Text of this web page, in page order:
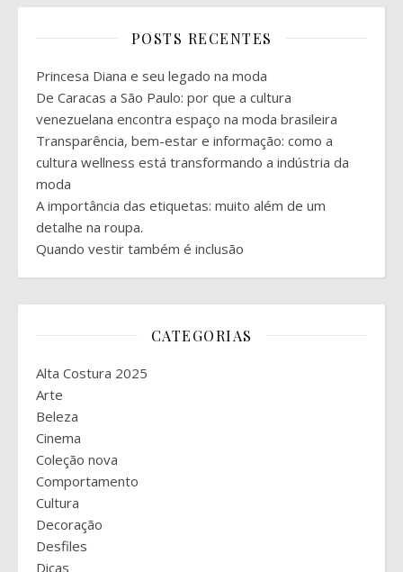
POSTS RECENTES
Princesa Diana e seu legado na moda
De Caracas a São Paulo: por que a cultura
venezuelana encontra espaço na moda brasileira
Transparência, bem-estar e informação: como a
cultura wellness está transformando a indústria da
moda
A importância das etiquetas: muito além de um
detalhe na roupa.
Quando vestir também é inclusão
CATEGORIAS
Alta Costura 2025
Arte
Beleza
Cinema
Coleção nova
Comportamento
Cultura
Decoração
Desfiles
Dicas